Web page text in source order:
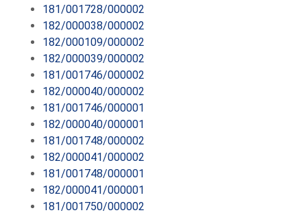
181/001728/000002
182/000038/000002
182/000109/000002
182/000039/000002
181/001746/000002
182/000040/000002
181/001746/000001
182/000040/000001
181/001748/000002
182/000041/000002
181/001748/000001
182/000041/000001
181/001750/000002